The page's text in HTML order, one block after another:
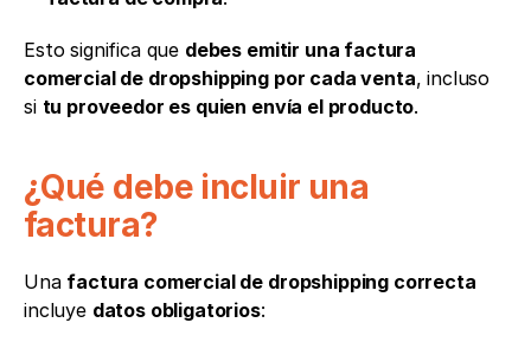
Esto significa que debes emitir una factura
comercial de dropshipping por cada venta, incluso
si tu proveedor es quien envía el producto.
¿Qué debe incluir una
factura?
Una factura comercial de dropshipping correcta
incluye datos obligatorios: